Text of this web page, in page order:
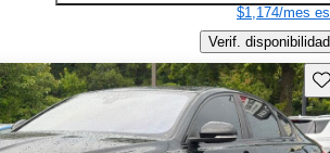
$1,174/mes
Verif. disponibilidad